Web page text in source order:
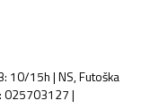
10/15h | NS, Futoška
025703127 |